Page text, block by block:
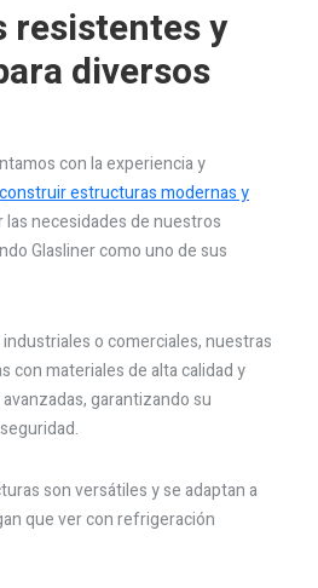
resistentes y
diversos
con la experiencia y
estructuras modernas y
las necesidades de nuestros
Glasliner como uno de sus
o comerciales, nuestras
con materiales de alta calidad y
garantizando su
son versátiles y se adaptan a
que ver con refrigeración